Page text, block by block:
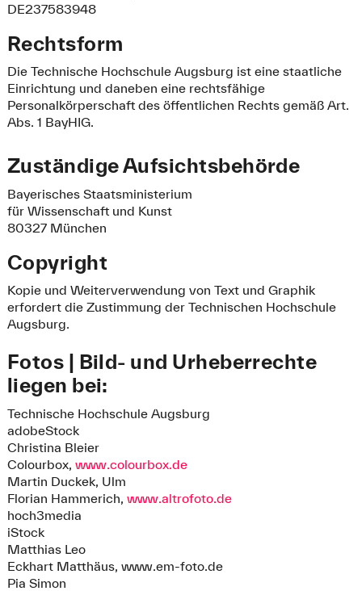
DE237583948
Rechtsform
Die Technische Hochschule Augsburg ist eine staatliche
Einrichtung und daneben eine rechtsfähige
Personalkörperschaft des öffentlichen Rechts gemäß Art.
Abs. 1 BayHIG.
Zuständige Aufsichtsbehörde
Bayerisches Staatsministerium
für Wissenschaft und Kunst
80327 München
Copyright
Kopie und Weiterverwendung von Text und Graphik
erfordert die Zustimmung der Technischen Hochschule
Augsburg.
Fotos | Bild- und Urheberrechte
liegen bei:
Technische Hochschule Augsburg
adobeStock
Christina Bleier
Colourbox, www.colourbox.de
Martin Duckek, Ulm
Florian Hammerich, www.altrofoto.de
hoch3media
iStock
Matthias Leo
Eckhart Matthäus, www.em-foto.de
Pia Simon